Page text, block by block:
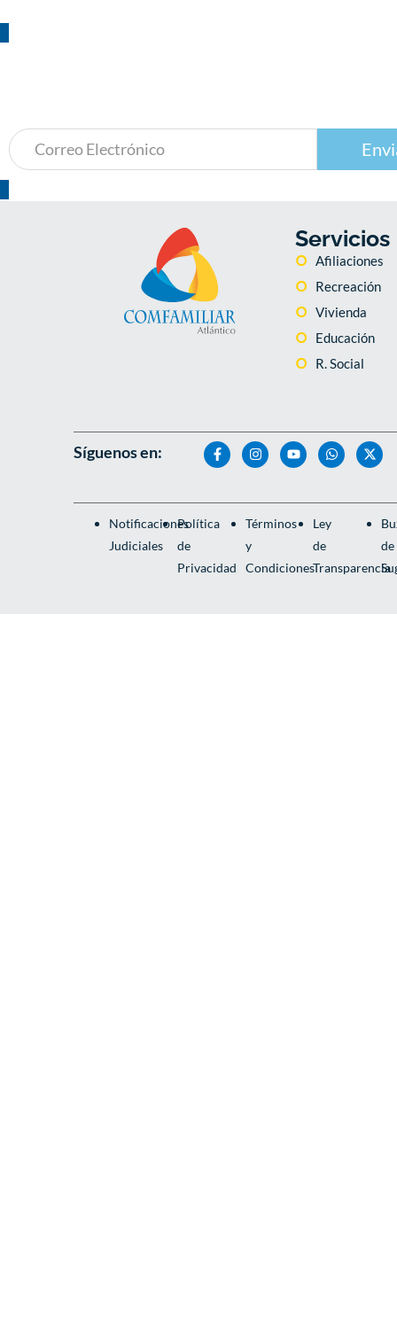
Servicios
Afiliaciones
Recreación
Vivienda
Educación
R. Social
Síguenos en:
Notificaciones
Judiciales
Política
de
Privacidad
Términos
y
Condiciones
Ley
de
Transparencia
de